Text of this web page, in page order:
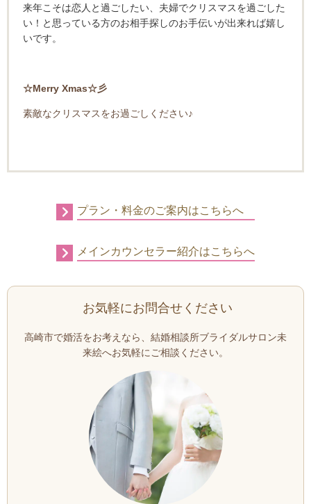
来年こそは恋人と過ごしたい、夫婦でクリスマスを過ごした
い！と思っている方のお相手探しのお手伝いが出来れば嬉し
いです。
☆Merry Xmas☆彡
素敵なクリスマスをお過ごしください♪
プラン・料金のご案内はこちらへ
メインカウンセラー紹介はこちらへ
お気軽にお問合せください
高崎市で婚活をお考えなら、結婚相談所ブライダルサロン未
来絵へお気軽にご相談ください。